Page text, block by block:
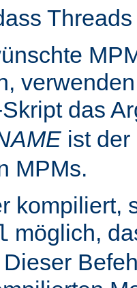
das
ist
MPMs.
kompiliert,
möglich,